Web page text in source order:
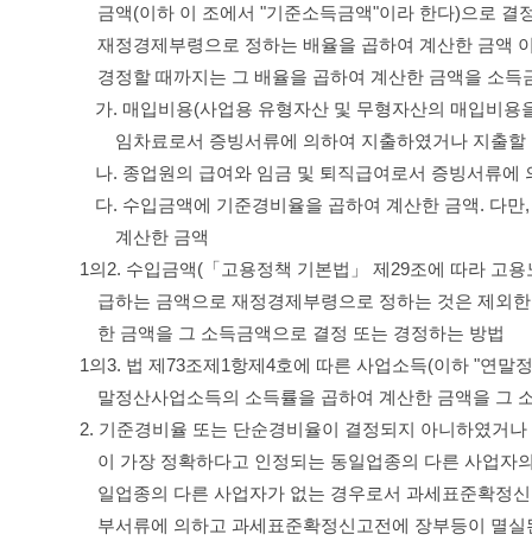
금액(이하 이 조에서 "기준소득금액"이라 한다)으로
재정경제부령으로 정하는 배율을 곱하여 계산한 금액
경정할 때까지는 그 배율을 곱하여 계산한 금액을 소득
가. 매입비용(사업용 유형자산 및 무형자산의 매입비
임차료로서 증빙서류에 의하여 지출하였거나 지출할
나. 종업원의 급여와 임금 및 퇴직급여로서 증빙서류에
다. 수입금액에 기준경비율을 곱하여 계산한 금액. 다
계산한 금액
1의2. 수입금액(「고용정책 기본법」 제29조에 따라 고
급하는 금액으로 재정경제부령으로 정하는 것은 제외
한 금액을 그 소득금액으로 결정 또는 경정하는 방법
1의3. 법 제73조제1항제4호에 따른 사업소득(이하 "연말
말정산사업소득의 소득률을 곱하여 계산한 금액을 그
2. 기준경비율 또는 단순경비율이 결정되지 아니하였거
이 가장 정확하다고 인정되는 동일업종의 다른 사업자
일업종의 다른 사업자가 없는 경우로서 과세표준확정
부서류에 의하고 과세표준확정신고전에 장부등이 멸